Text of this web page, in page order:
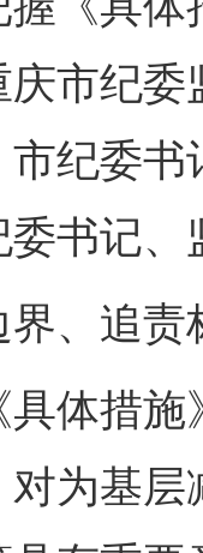
市纪
纪委
书记
追责
措施
为基